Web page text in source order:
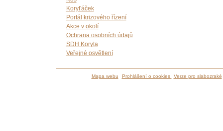
Koryťáček
Portál krizového řízení
Akce v okolí
Ochrana osobních údajů
SDH Koryta
Veřejné osvětlení
Mapa webu Prohlášení o cookies Verze pro slabozraké